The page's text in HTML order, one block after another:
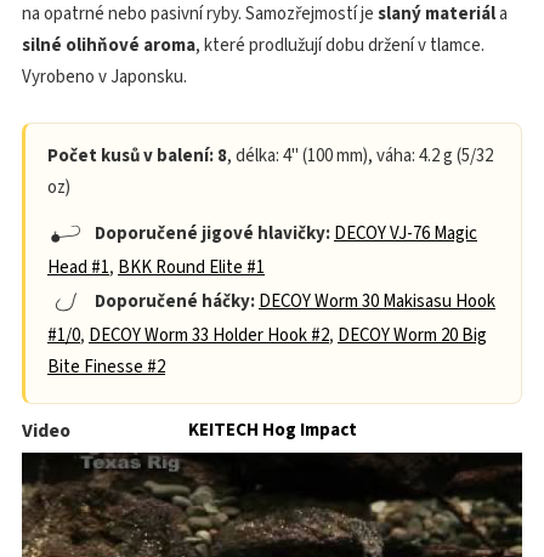
Video KEITECH Hog Impact
na opatrné nebo pasivní ryby. Samozřejmostí jeslaný materiála
silné olihňové aroma, které prodlužují dobu držení v tlamce.
Vyrobeno v Japonsku.
Počet kusů v balení: 8, délka: 4" (100 mm), váha: 4.2 g (5/32
oz)
Doporučené jigové hlavičky:DECOY VJ-76 Magic
Head #1, BKK Round Elite #1
Doporučené háčky:DECOY Worm 30 Makisasu Hook
#1/0, DECOY Worm 33 Holder Hook #2, DECOY Worm 20 Big
Bite Finesse #2